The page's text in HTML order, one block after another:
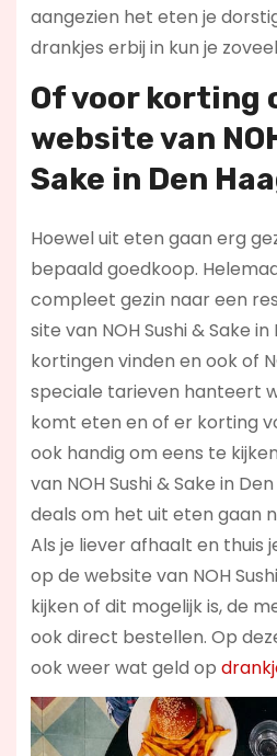
aangezien het eten je
drankjes erbij in kun je
Of voor korting
website van
Sake in Den
Hoewel uit eten gaan erg
bepaald goedkoop.
compleet gezin naar een
site van NOH Sushi & Sake
kortingen vinden en ook of
speciale tarieven hanteert
komt eten en of er korting
ook handig om eens te
van NOH Sushi & Sake in
deals om het uit eten gaan
Als je liever afhaalt en thuis
op de website van NOH
kijken of dit mogelijk is, de
ook direct bestellen. Op
ook weer wat geld op